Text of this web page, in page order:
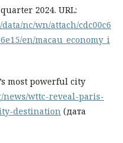
2024. URL:
nc/wn/attach/cdc00c6
en/macau_economy_i
most powerful city
news/wttc-reveal-paris-
destination (дата